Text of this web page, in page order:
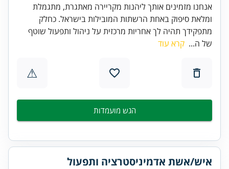
אנחנו מזמינים אותך ליהנות מקריירה מאתגרת, מתגמלת
ומלאת סיפוק באחת הרשתות המובילות בישראל. כחלק
מתפקידך תהיה לך אחריות מרכזית על ניהול ותפעול שוטף
של ה... קרא עוד
⚠
הגש מועמדות
איש/אשת אדמיניסטרציה ותפעול